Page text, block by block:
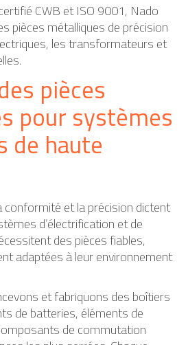
CWB et ISO 9001, Nado
pièces métalliques de précision
les transformateurs et
pièces
pour systèmes
de haute
conformité et la précision dictent
d’électrification et de
des pièces fiables,
adaptées à leur environnement
et fabriquons des boîtiers
de batteries, éléments de
de commutation